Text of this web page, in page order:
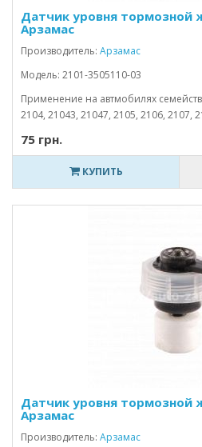
Датчик уровня тормозной
Арзамас
Производитель: Арзамас
Модель: 2101-3505110-03
Применение на автмобилях
2104, 21043, 21047, 2105, 2106, 2107,
75 грн.
КУПИТЬ
Датчик уровня тормозной
Арзамас
Производитель: Арзамас